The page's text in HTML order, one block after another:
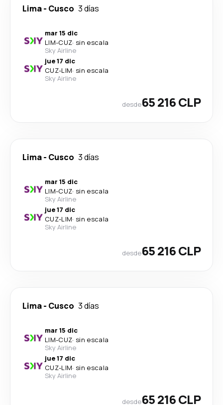
Lima- Cusco 3 días
mar 15 dic
LIM-CUZ· sin escala
Sky Airline
jue 17 dic
CUZ-LIM· sin escala
Sky Airline
desde65 216 CLP
Lima- Cusco 3 días
mar 15 dic
LIM-CUZ· sin escala
Sky Airline
jue 17 dic
CUZ-LIM· sin escala
Sky Airline
desde65 216 CLP
Lima- Cusco 3 días
mar 15 dic
LIM-CUZ· sin escala
Sky Airline
jue 17 dic
CUZ-LIM· sin escala
Sky Airline
desde65 216 CLP